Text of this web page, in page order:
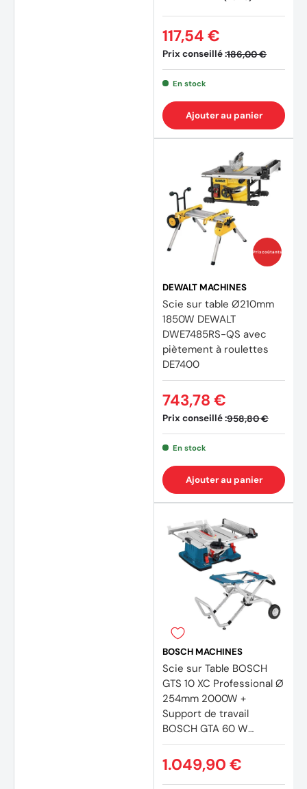
Prix conseillé :186,00 €
117,54 €
En stock
Ajouter au panier
Prix coûtants
DEWALT MACHINES
Scie sur table Ø210mm
1850W DEWALT
DWE7485RS-QS avec
piètement à roulettes
DE7400
Prix conseillé :958,80 €
743,78 €
En stock
Ajouter au panier
BOSCH MACHINES
Scie sur Table BOSCH
GTS 10 XC Professional Ø
254mm 2000W +
Support de travail
BOSCH GTA 60 W
Professional
1.049,90 €